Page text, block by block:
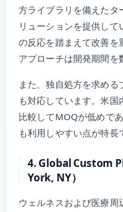
方ライブラリを備えたタ
リューションを提供し
の反応を踏まえて改善を
アプローチは開発期間を
また、独自処方を求め
も対応しています。米
比較してMOQが低めで
も利用しやすい点が特長
4. Global Custom
York, NY）
ウェルネスおよび医療周